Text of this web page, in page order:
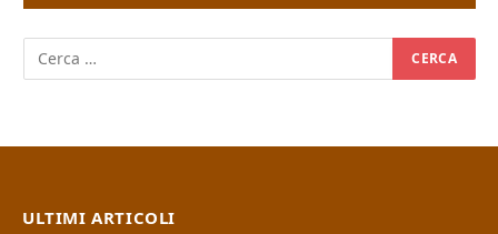
ULTIMI ARTICOLI